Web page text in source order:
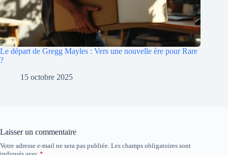
Le départ de Gregg Mayles : Vers une nouvelle ère pour Rare
?
15 octobre 2025
Laisser un commentaire
Votre adresse e-mail ne sera pas publiée. Les champs obligatoires sont
indiqués avec *
A